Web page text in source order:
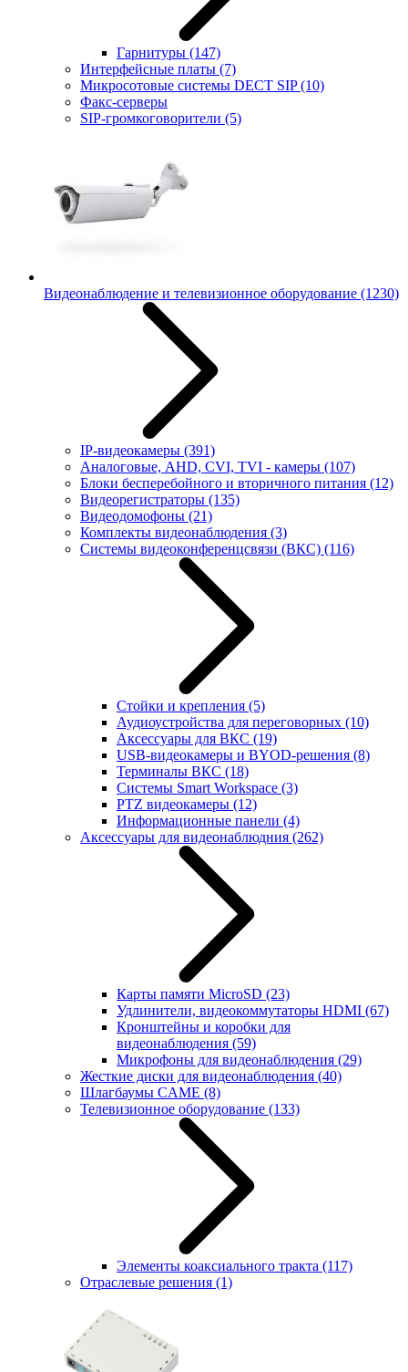
Гарнитуры (147)
Интерфейсные платы (7)
Микросотовые системы DECT SIP(10)
Факс-серверы
SIP-громкоговорители (5)
Видеонаблюдение и телевизионное оборудование (1230)
IP-видеокамеры (391)
Аналоговые, AHD, CVI, TVI - камеры (107)
Блоки бесперебойного и вторичного питания (12)
Видеорегистраторы (135)
Видеодомофоны (21)
Комплекты видеонаблюдения (3)
Системы видеоконференцсвязи (ВКС) (116)
Стойки и крепления (5)
Аудиоустройства для переговорных (10)
Аксессуары для ВКС (19)
USB-видеокамеры и BYOD-решения (8)
Терминалы ВКС (18)
Системы Smart Workspace (3)
PTZ видеокамеры (12)
Информационные панели (4)
Аксессуары для видеонаблюдния (262)
Карты памяти MicroSD (23)
Удлинители, видеокоммутаторы HDMI (67)
Кронштейны и коробки для
видеонаблюдения (59)
Микрофоны для видеонаблюдения (29)
Жесткие диски для видеонаблюдения (40)
Шлагбаумы CAME (8)
Телевизионное оборудование (133)
Элементы коаксиального тракта (117)
Отраслевые решения (1)